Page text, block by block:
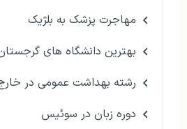
مهاجرت پزشک به بلژیک
بهترین دانشگاه های
رشته بهداشت عمومی در
دوره زبان در سوئیس